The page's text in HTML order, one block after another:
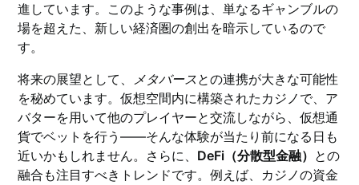
進しています。このような事例は、単なるギャンブルの
場を超えた、新しい経済圏の創出を暗示しているので
す。
将来の展望として、 メタバースとの連携が大きな可能性
を秘めています。仮想空間内に構築されたカジノで、ア
バターを用いて他のプレイヤーと交流しながら、仮想通
貨でベットを行う——そんな体験が当たり前になる日も
近いかもしれません。さらに、 DeFi（分散型金融） との
融合も注目すべきトレンドです。例えば、カジノの資金